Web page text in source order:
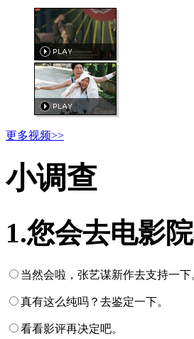
更多视频>>
小调查
1.您会去电影
当然会啦，张艺谋新作去支持一下
真有这么纯吗？去鉴定一下。
看看影评再决定吧。